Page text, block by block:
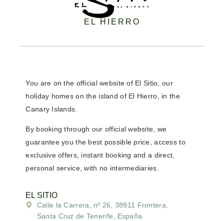
EL HIERRO
You are on the official website of El Sitio,our
holiday homes on the island of El Hierro, in the
Canary Islands.
By booking through our official website, we
guarantee you the best possible price , access to
exclusive offers, instant booking and a direct,
personal service, with no intermediaries.
EL SITIO
Calle la Carrera, nº 26, 38911 Frontera,
Santa Cruz de Tenerife, España